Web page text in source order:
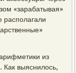
«зарабатывая»
располагали
из
Как выяснилось,